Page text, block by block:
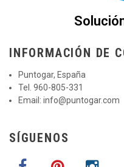
INFORMACIÓN DE
Puntogar, España
Tel. 960-805-331
Email: info@puntogar.com
SÍGUENOS